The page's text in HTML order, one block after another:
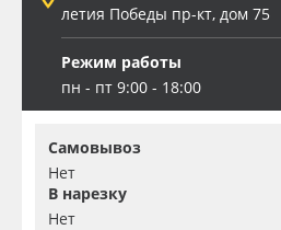
летия Победы пр-кт, дом 75
Режим работы
пн - пт 9:00 - 18:00
Самовывоз
Нет
В нарезку
Нет